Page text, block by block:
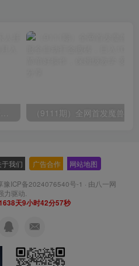
于我们 广告合作 网站地图
豫ICP备2024076540号-1 · 由八一网
力驱动.
天9小时42分58秒